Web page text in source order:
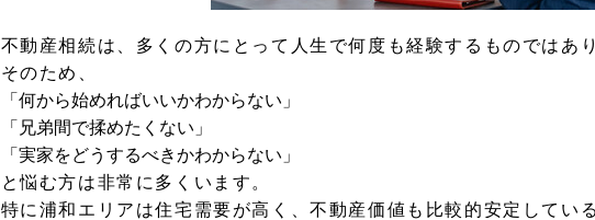
不動産相続は、多くの方にとって人生で何度も経験するものではあ
そのため、
「何から始めればいいかわからない」
「兄弟間で揉めたくない」
「実家をどうするべきかわからない」
と悩む方は非常に多くいます。
特に浦和エリアは住宅需要が高く、不動産価値も比較的安定してい